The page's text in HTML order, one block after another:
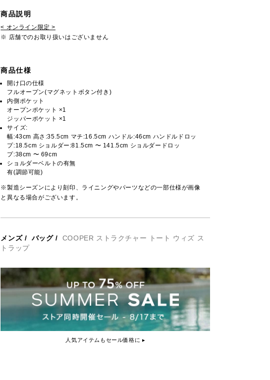
商品説明
< オンライン限定 >
※ 店舗でのお取り扱いはございません
商品仕様
開け口の仕様
フルオープン(マグネットボタン付き)
内側ポケット
オープンポケット ×1
ジッパーポケット ×1
サイズ:
幅:43cm 高さ:35.5cm マチ:16.5cm ハンドル:46cm ハンドルドロッ
プ:18.5cm ショルダー:81.5cm 〜 141.5cm ショルダードロッ
プ:38cm 〜 69cm
ショルダーベルトの有無
有(調節可能)
※製造シーズンにより刻印、ライニングやパーツなどの一部仕様が画像
と異なる場合がございます。
メンズ/ バッグ/
COOPER ストラクチャー トート ウィズ ス
トラップ
人気アイテムもセール価格に ▸